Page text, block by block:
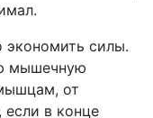
экономить силы.
мышечную
от
если в конце